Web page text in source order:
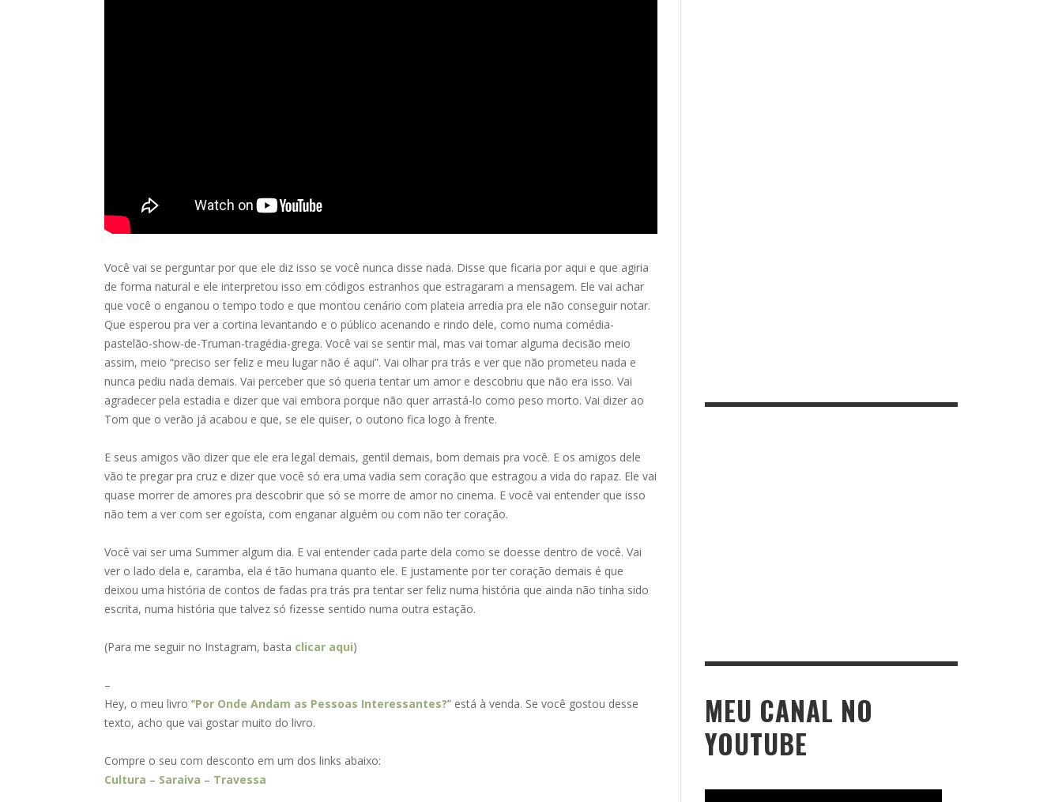
Você vai se perguntar por que ele diz isso se você nunca disse nada. Disse que ficaria por aqui e que agiria
de forma natural e ele interpretou isso em códigos estranhos que estragaram a mensagem. Ele vai achar
que você o enganou o tempo todo e que montou cenário com plateia arredia pra ele não conseguir notar.
Que esperou pra ver a cortina levantando e o público acenando e rindo dele, como numa comédia-
pastelão-show-de-Truman-tragédia-grega. Você vai se sentir mal, mas vai tomar alguma decisão meio
assim, meio “preciso ser feliz e meu lugar não é aqui”. Vai olhar pra trás e ver que não prometeu nada e
nunca pediu nada demais. Vai perceber que só queria tentar um amor e descobriu que não era isso. Vai
agradecer pela estadia e dizer que vai embora porque não quer arrastá-lo como peso morto. Vai dizer ao
Tom que o verão já acabou e que, se ele quiser, o outono fica logo à frente.
E seus amigos vão dizer que ele era legal demais, gentil demais, bom demais pra você. E os amigos dele
vão te pregar pra cruz e dizer que você só era uma vadia sem coração que estragou a vida do rapaz. Ele vai
quase morrer de amores pra descobrir que só se morre de amor no cinema. E você vai entender que isso
não tem a ver com ser egoísta, com enganar alguém ou com não ter coração.
Você vai ser uma Summer algum dia. E vai entender cada parte dela como se doesse dentro de você. Vai
ver o lado dela e, caramba, ela é tão humana quanto ele. E justamente por ter coração demais é que
deixou uma história de contos de fadas pra trás pra tentar ser feliz numa história que ainda não tinha sido
escrita, numa história que talvez só fizesse sentido numa outra estação.
(Para me seguir no Instagram, basta clicar aqui)
–
Hey, o meu livro “Por Onde Andam as Pessoas Interessantes?” está à venda. Se você gostou desse
texto, acho que vai gostar muito do livro.
Compre o seu com desconto em um dos links abaixo:
Cultura – Saraiva – Travessa
MEU CANAL NO
YOUTUBE